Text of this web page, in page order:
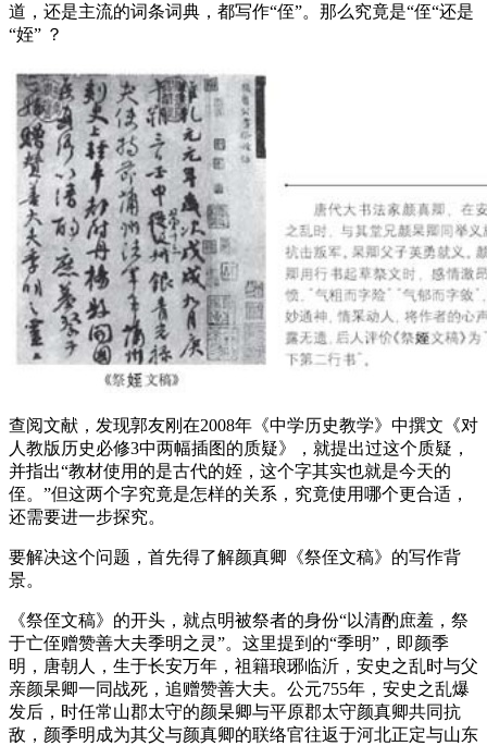
道，还是主流的词条词典，都写作“侄”。那么究竟是“侄“还是
“姪” ？
查阅文献，发现郭友刚在2008年《中学历史教学》中撰文《对
人教版历史必修3中两幅插图的质疑》，就提出过这个质疑，
并指出“教材使用的是古代的姪，这个字其实也就是今天的
侄。”但这两个字究竟是怎样的关系，究竟使用哪个更合适，
还需要进一步探究。
要解决这个问题，首先得了解颜真卿《祭侄文稿》的写作背
景。
《祭侄文稿》的开头，就点明被祭者的身份“以清酌庶羞，祭
于亡侄赠赞善大夫季明之灵”。这里提到的“季明”，即颜季
明，唐朝人，生于长安万年，祖籍琅琊临沂，安史之乱时与父
亲颜杲卿一同战死，追赠赞善大夫。公元755年，安史之乱爆
发后，时任常山郡太守的颜杲卿与平原郡太守颜真卿共同抗
敌，颜季明成为其父与颜真卿的联络官往返于河北正定与山东